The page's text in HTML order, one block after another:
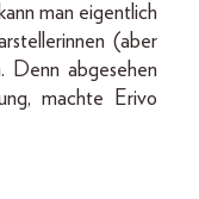
man eigentlich
(aber
Denn abgesehen
machte Erivo